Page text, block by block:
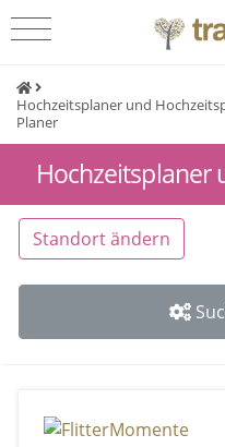
Hochzeitsplaner und
Planer
Hochzeitsplaner
Standort ändern